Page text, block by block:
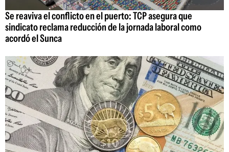
Se reaviva el conflicto en el puerto: TCP asegura que
sindicato reclama reducción de la jornada laboral como
acordó el Sunca